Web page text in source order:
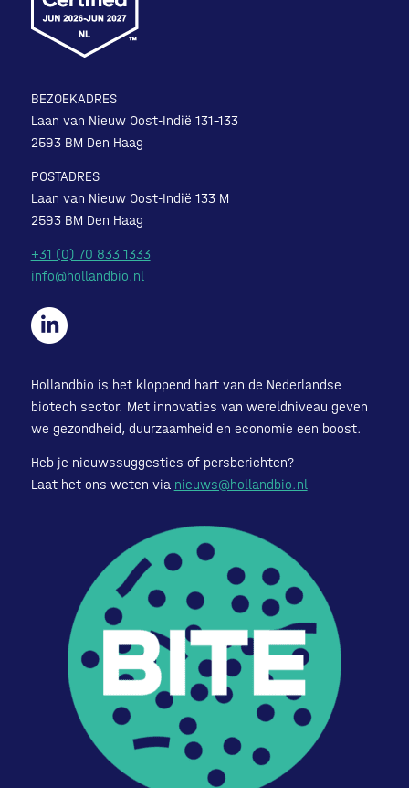
BEZOEKADRES
Laan van Nieuw Oost-Indië 131-133
2593 BM Den Haag
POSTADRES
Laan van Nieuw Oost-Indië 133 M
2593 BM Den Haag
+31 (0) 70 833 1333
info@hollandbio.nl
Hollandbio is het kloppend hart van de Nederlandse
biotech sector. Met innovaties van wereldniveau geven
we gezondheid, duurzaamheid en economie een boost.
Heb je nieuwssuggesties of persberichten?
Laat het ons weten via nieuws@hollandbio.nl